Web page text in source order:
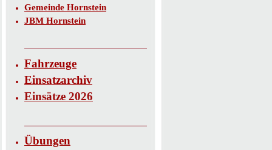
Gemeinde Hornstein
JBM Hornstein
Fahrzeuge
Einsatzarchiv
Einsätze 2026
Übungen